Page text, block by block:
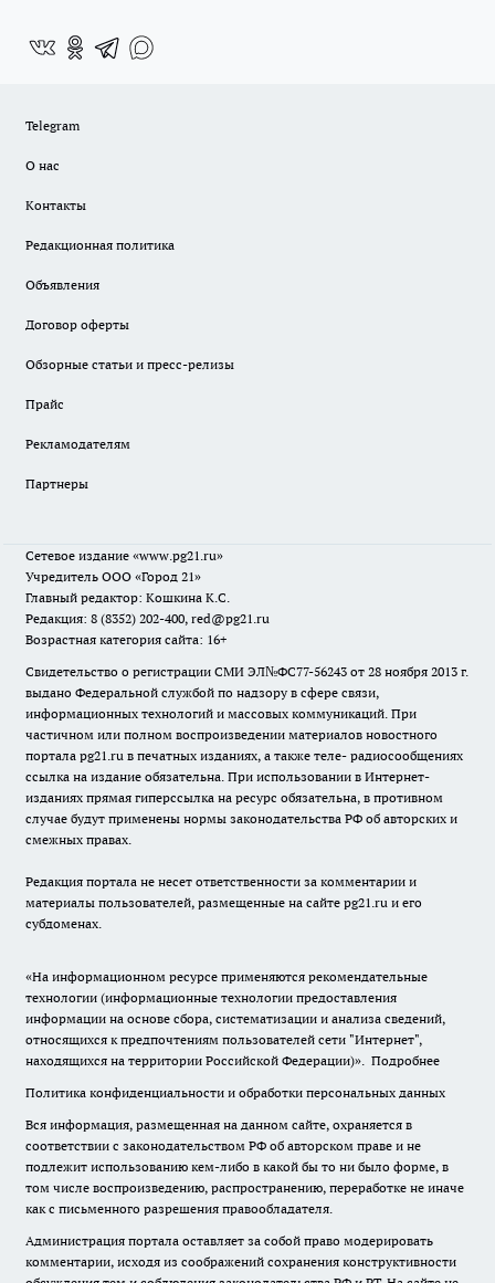
Telegram
О нас
Контакты
Редакционная политика
Объявления
Договор оферты
Обзорные статьи и пресс-релизы
Прайс
Рекламодателям
Партнеры
Сетевое издание «www.pg21.ru»
Учредитель ООО «Город 21»
Главный редактор: Кошкина К.С.
Редакция: 8 (8352) 202-400, red@pg21.ru
Возрастная категория сайта: 16+
Свидетельство о регистрации СМИ ЭЛ№ФС77-56243 от 28 ноября 2013 г.
выдано Федеральной службой по надзору в сфере связи,
информационных технологий и массовых коммуникаций. При
частичном или полном воспроизведении материалов новостного
портала pg21.ru в печатных изданиях, а также теле- радиосообщениях
ссылка на издание обязательна. При использовании в Интернет-
изданиях прямая гиперссылка на ресурс обязательна, в противном
случае будут применены нормы законодательства РФ об авторских и
смежных правах.
Редакция портала не несет ответственности за комментарии и
материалы пользователей, размещенные на сайте pg21.ru и его
субдоменах.
«На информационном ресурсе применяются рекомендательные
технологии (информационные технологии предоставления
информации на основе сбора, систематизации и анализа сведений,
относящихся к предпочтениям пользователей сети "Интернет",
находящихся на территории Российской Федерации)». Подробнее
Политика конфиденциальности и обработки персональных данных
Вся информация, размещенная на данном сайте, охраняется в
соответствии с законодательством РФ об авторском праве и не
подлежит использованию кем-либо в какой бы то ни было форме, в
том числе воспроизведению, распространению, переработке не иначе
как с письменного разрешения правообладателя.
Администрация портала оставляет за собой право модерировать
комментарии, исходя из соображений сохранения конструктивности